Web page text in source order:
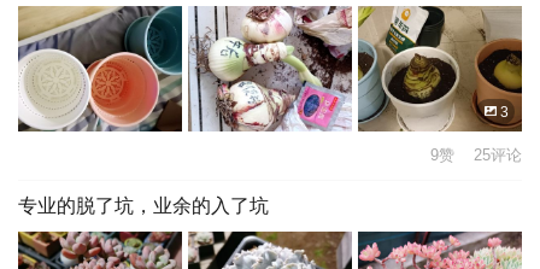
3
9赞 25评论
专业的脱了坑，业余的入了坑